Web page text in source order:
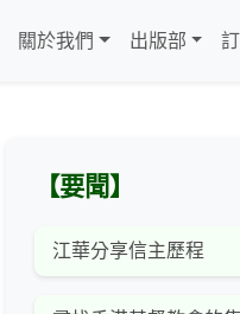
關於我們 出版部
【要聞】
江華分享信主歷程